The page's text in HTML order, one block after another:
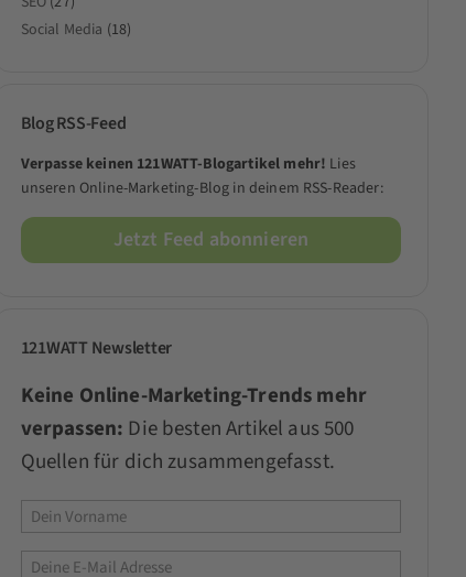
Social Media (18)
121WATT Newsletter
Keine Online-Marketing-Trends mehr
verpassen: Die besten Artikel aus 500
Quellen für dich zusammengefasst.
Blog RSS-Feed
Verpasse keinen 121WATT-Blogartikel mehr! Lies
unseren Online-Marketing-Blog in deinem RSS-Reader:
Jetzt Feed abonnieren